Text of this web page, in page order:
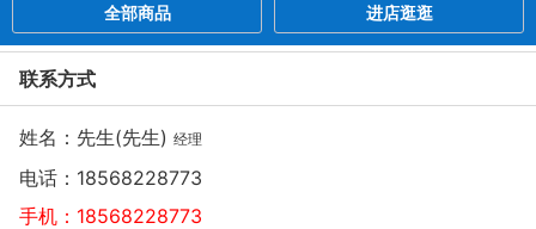
全部商品 进店逛逛
联系方式
姓名：先生(先生) 经理
电话： 18568228773
手机： 18568228773